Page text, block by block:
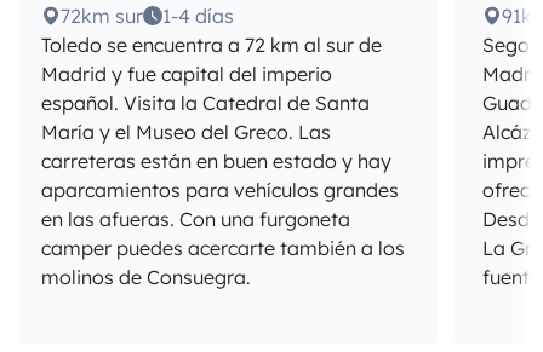
72km sur
1-4 días
Toledo se encuentra a 72 km al sur de
Madrid y fue capital del imperio
español. Visita la Catedral de Santa
María y el Museo del Greco. Las
carreteras están en buen estado y hay
aparcamientos para vehículos grandes
en las afueras. Con una furgoneta
camper puedes acercarte también a los
molinos de Consuegra.
La